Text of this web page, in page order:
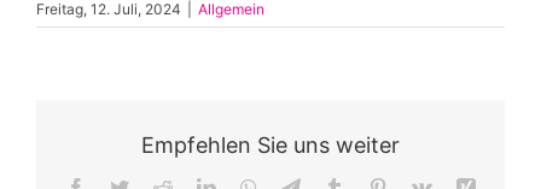
Freitag, 12. Juli, 2024 Allgemein
Empfehlen Sie uns weiter